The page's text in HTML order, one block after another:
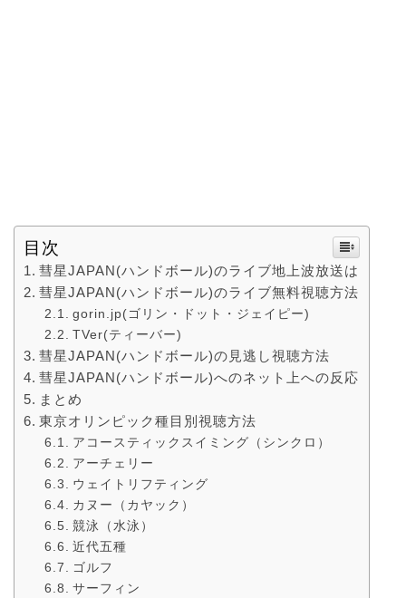
目次
彗星JAPAN(ハンドボール)のライブ地上波放送は
彗星JAPAN(ハンドボール)のライブ無料視聴方法
gorin.jp(ゴリン・ドット・ジェイピー)
TVer(ティーバー)
彗星JAPAN(ハンドボール)の見逃し視聴方法
彗星JAPAN(ハンドボール)へのネット上への反応
まとめ
東京オリンピック種目別視聴方法
アコースティックスイミング（シンクロ）
アーチェリー
ウェイトリフティング
カヌー（カヤック）
競泳（水泳）
近代五種
ゴルフ
サーフィン